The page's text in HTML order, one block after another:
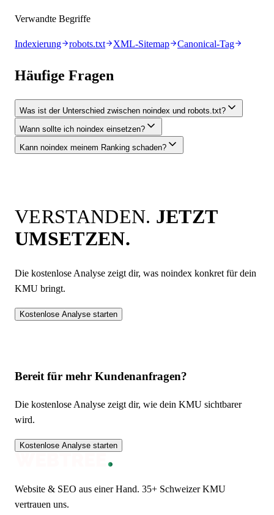
Verwandte Begriffe
Indexierung robots.txt XML-Sitemap Canonical-Tag
Häufige Fragen
Was ist der Unterschied zwischen noindex und robots.txt?
Wann sollte ich noindex einsetzen?
Kann noindex meinem Ranking schaden?
VERSTANDEN. JETZT
UMSETZEN.
Die kostenlose Analyse zeigt dir, was noindex konkret für dein
KMU bringt.
Kostenlose Analyse starten
Bereit für mehr Kundenanfragen?
Die kostenlose Analyse zeigt dir, wie dein KMU sichtbarer
wird.
Kostenlose Analyse starten
Website & SEO aus einer Hand. 35+ Schweizer KMU
vertrauen uns.